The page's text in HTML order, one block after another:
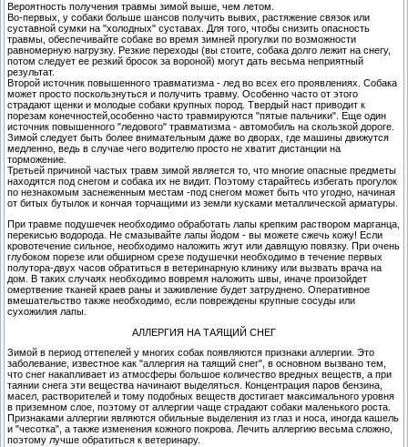
Вероятность получения травмы зимой выше, чем летом.
Во-первых, у собаки больше шансов получить вывих, растяжение связок или
суставной сумки на "холодных" суставах. Для того, чтобы снизить опасность
травмы, обеспечивайте собаке во время зимней прогулки по возможности
равномерную нагрузку. Резкие переходы (вы стоите, собака долго лежит на снегу,
потом следует ее резкий бросок за вороной) могут дать весьма неприятный
результат.
Второй источник повышенного травматизма - лед во всех его проявлениях. Собака
может просто поскользнуться и получить травму. Особенно часто от этого
страдают щенки и молодые собаки крупных пород. Твердый наст приводит к
порезам конечностей,особенно часто травмируются "пятые пальчики". Еще один
источник повышенного "ледового" травматизма - автомобиль на скользкой дороге.
Зимой следует быть более внимательным даже во дворах, где машины движутся
медленно, ведь в случае чего водителю просто не хватит дистанции на
торможение.
Третьей причиной частых травм зимой является то, что многие опасные предметы
находятся под снегом и собака их не видит. Поэтому старайтесь избегать прогулок
по незнакомым заснеженным местам -под снегом может быть что угодно, начиная
от битых бутылок и кончая торчащими из земли кусками металлической арматуры.
При травме подушечек необходимо обработать лапы крепким раствором марганца,
перекисью водорода. Не смазывайте лапы йодом - вы можете сжечь кожу! Если
кровотечение сильное, необходимо наложить жгут или давящую повязку. При очень
глубоком порезе или обширном срезе подушечки необходимо в течение первых
полутора-двух часов обратиться в ветеринарную клинику или вызвать врача на
дом. В таких случаях необходимо вовремя наложить швы, иначе произойдет
омертвение тканей краев раны и заживление будет затруднено. Оперативное
вмешательство также необходимо, если повреждены крупные сосуды или
сухожилия лапы.
АЛЛЕРГИЯ НА ТАЯЩИЙ СНЕГ
Зимой в период оттепелей у многих собак появляются признаки аллергии. Это
заболевание, известное как "аллергия на таящий снег", в основном вызвано тем,
что снег накапливает из атмосферы большое количество вредных веществ, а при
таянии снега эти вещества начинают выделяться. Концентрация паров бензина,
масел, растворителей и тому подобных веществ достигает максимального уровня
в приземном слое, поэтому от аллергии чаще страдают собаки маленького роста.
Признаками аллергии являются обильные выделения из глаз и носа, иногда кашель
и "чесотка", а также изменения кожного покрова. Лечить аллергию весьма сложно,
поэтому лучше обратиться к ветеринару.